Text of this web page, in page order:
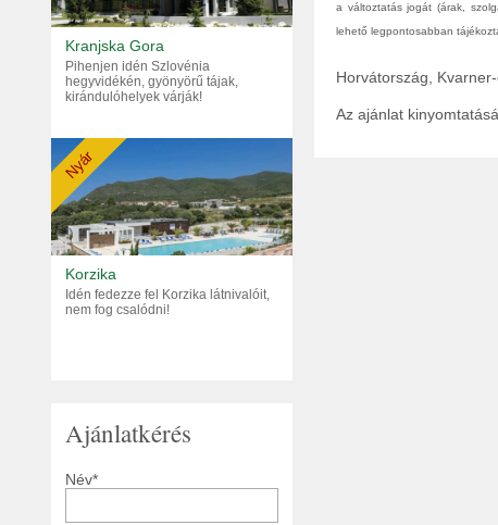
Kranjska Gora
Pihenjen idén Szlovénia
hegyvidékén, gyönyörű tájak,
kirándulóhelyek várják!
Nyár
Korzika
Idén fedezze fel Korzika látnivalóit,
nem fog csalódni!
Ajánlatkérés
Név*
a változtatás jogát (árak,
lehető legpontosabban
Horvátország,
Az ajánlat